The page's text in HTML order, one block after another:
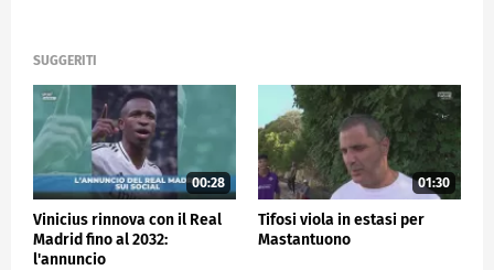
SUGGERITI
00:28
Vinicius rinnova con il Real
Madrid fino al 2032:
l'annuncio
01:30
Tifosi viola in estasi per
Mastantuono